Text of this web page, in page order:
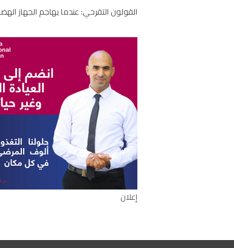
القولون التقرحي: عندما يهاجم الجهاز
إعلان